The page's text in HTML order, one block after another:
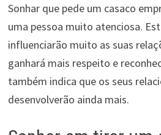
Sonhar que pede um casaco
uma pessoa muito atenciosa.
influenciarão muito as suas
ganhará mais respeito e
também indica que os seus
desenvolverão ainda mais.